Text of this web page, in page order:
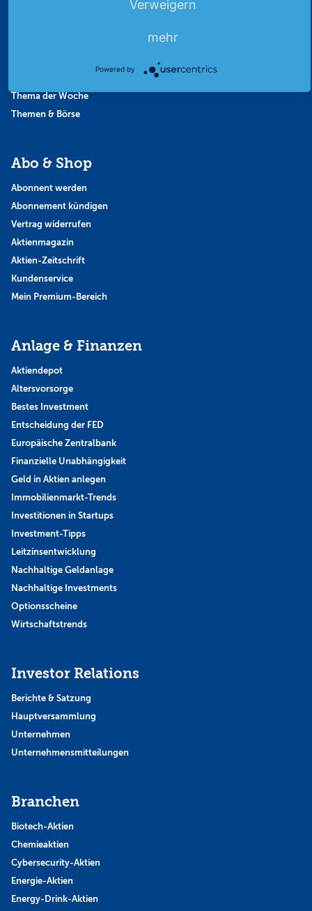
Thema der Woche
Themen & Börse
Abo & Shop
Abonnent werden
Abonnement kündigen
Vertrag widerrufen
Aktienmagazin
Aktien-Zeitschrift
Kundenservice
Mein Premium-Bereich
Anlage & Finanzen
Aktiendepot
Altersvorsorge
Bestes Investment
Entscheidung der FED
Europäische Zentralbank
Finanzielle Unabhängigkeit
Geld in Aktien anlegen
Immobilienmarkt-Trends
Investitionen in Startups
Investment-Tipps
Leitzinsentwicklung
Nachhaltige Geldanlage
Nachhaltige Investments
Optionsscheine
Wirtschaftstrends
Investor Relations
Berichte & Satzung
Hauptversammlung
Unternehmen
Unternehmensmitteilungen
Branchen
Biotech-Aktien
Chemieaktien
Cybersecurity-Aktien
Energie-Aktien
Energy-Drink-Aktien
Verweigern
mehr
Powered by